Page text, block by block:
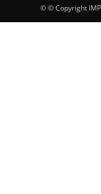
© © Copyright